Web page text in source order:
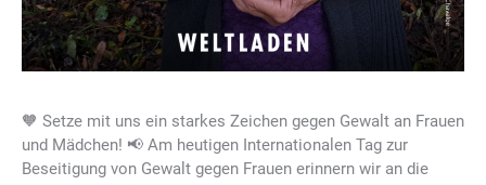
🧡 Setze mit uns ein starkes Zeichen gegen Gewalt an Frauen
und Mädchen! 📢 Am heutigen Internationalen Tag zur
Beseitigung von Gewalt gegen Frauen erinnern wir an die